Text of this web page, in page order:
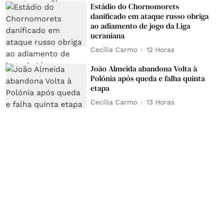
Estádio do Chornomorets
danificado em ataque russo obriga
ao adiamento de jogo da Liga
ucraniana
Cecília Carmo 12 Horas
João Almeida abandona Volta à
Polónia após queda e falha quinta
etapa
Cecília Carmo 13 Horas